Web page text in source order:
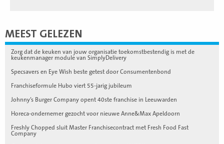
MEEST GELEZEN
Zorg dat de keuken van jouw organisatie toekomstbestendig is met de
keukenmanager module van SimplyDelivery
Specsavers en Eye Wish beste getest door Consumentenbond
Franchiseformule Hubo viert 55-jarig jubileum
Johnny’s Burger Company opent 40ste franchise in Leeuwarden
Horeca-ondernemer gezocht voor nieuwe Anne&Max Apeldoorn
Freshly Chopped sluit Master Franchisecontract met Fresh Food Fast
Company